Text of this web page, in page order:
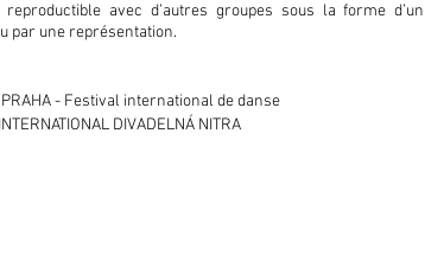
avec d’autres groupes sous la forme d’un
par une représentation.
PRAHA - Festival international de danse
DIVADELNÁ NITRA